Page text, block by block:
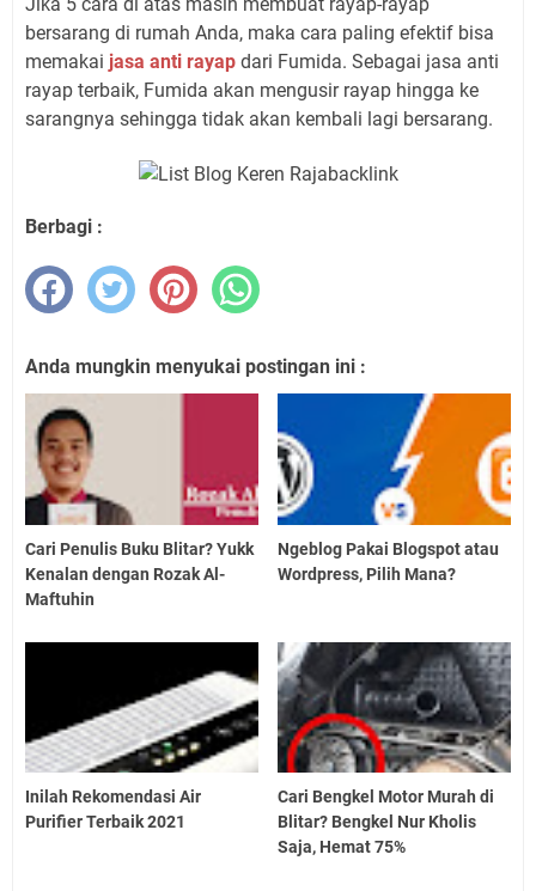
bersarang di rumah Anda, maka cara paling efektif bisa
memakai jasa anti rayap dari Fumida. Sebagai jasa anti
rayap terbaik, Fumida akan mengusir rayap hingga ke
sarangnya sehingga tidak akan kembali lagi bersarang.
Berbagi :
Anda mungkin menyukai postingan ini :
Cari Penulis Buku Blitar? Yukk
Kenalan dengan Rozak Al-
Maftuhin
Ngeblog Pakai Blogspot atau
Wordpress, Pilih Mana?
Inilah Rekomendasi Air
Purifier Terbaik 2021
Cari Bengkel Motor Murah di
Blitar? Bengkel Nur Kholis
Saja, Hemat 75%